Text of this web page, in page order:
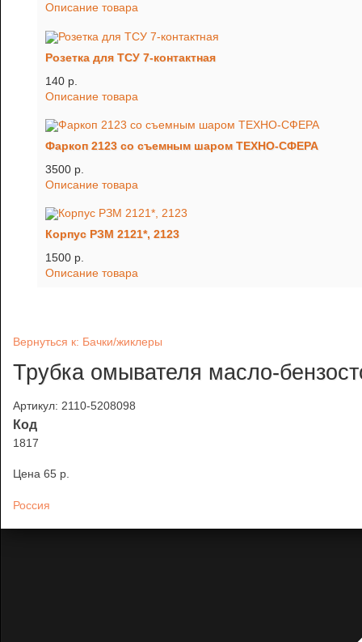
Описание товара
Розетка для ТСУ 7-контактная
140 p.
Описание товара
Фаркоп 2123 со съемным шаром ТЕХНО-СФЕРА
3500 p.
Описание товара
Корпус РЗМ 2121*, 2123
1500 p.
Описание товара
Вернуться к: Бачки/жиклеры
Трубка омывателя масло-
Артикул: 2110-5208098
Код
1817
Цена 65 p.
Россия